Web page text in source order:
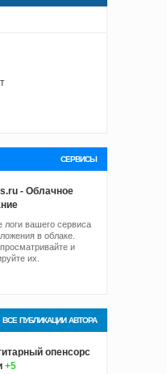
СЕРВИСЫ
- Облачное
логи вашего сервиса
в облаке.
и
их.
ВСЕ ПУБЛИКАЦИИ АВТОРА
опенсорс
+5